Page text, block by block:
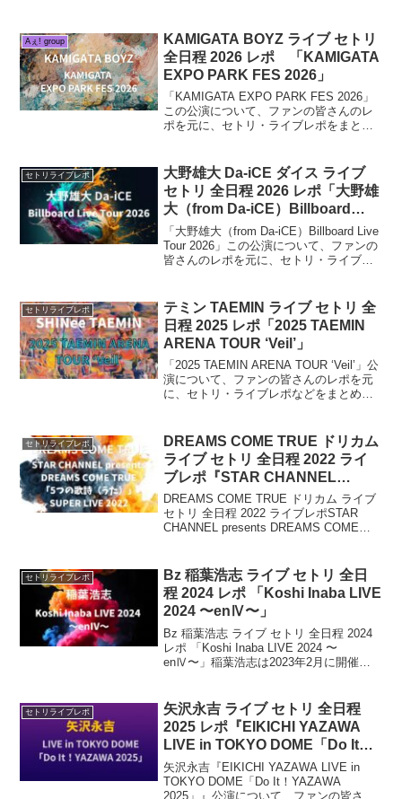
Aぇ! group
KAMIGATA BOYZ ライブ セトリ
全日程 2026 レポ 「KAMIGATA
EXPO PARK FES 2026」
「KAMIGATA EXPO PARK FES 2026」
この公演について、ファンの皆さんのレ
ポを元に、セトリ・ライブレポをまとめ
催。KAMIGATA BOYZにより、約6年ぶ
りに万博記念公園で開催。
セトリライブレポ
大野雄大 Da-iCE ダイス ライブ
セトリ 全日程 2026 レポ「大野雄
大（from Da-iCE）Billboard
Live Tour 2026」
「大野雄大（from Da-iCE）Billboard Live
Tour 2026」この公演について、ファンの
皆さんのレポを元に、セトリ・ライブレ
は横浜・大阪・東京の3都市で1日2回公演
を予定。
セトリライブレポ
テミン TAEMIN ライブ セトリ 全
日程 2025 レポ「2025 TAEMIN
ARENA TOUR ‘Veil’」
「2025 TAEMIN ARENA TOUR ‘Veil’」公
演について、ファンの皆さんのレポを元
に、セトリ・ライブレポなどをまとめて
バンドによる演奏などが注目です。
セトリライブレポ
DREAMS COME TRUE ドリカム
ライブ セトリ 全日程 2022 ライ
ブレポ『STAR CHANNEL
presents DREAMS COME
TRUE「5つの歌詩（うた）」
SUPER LIVE 2022』
DREAMS COME TRUE ドリカム ライブ
セトリ 全日程 2022 ライブレポSTAR
CHANNEL presents DREAMS COME
セトリライブレポ
Bz 稲葉浩志 ライブ セトリ 全日
程 2024 レポ 「Koshi Inaba LIVE
2024 〜enⅣ〜」
Bz 稲葉浩志 ライブ セトリ 全日程 2024
レポ 「Koshi Inaba LIVE 2024 〜
enⅣ〜」稲葉浩志は2023年2月に開催さ
浩志「Ko...
セトリライブレポ
矢沢永吉 ライブ セトリ 全日程
2025 レポ『EIKICHI YAZAWA
LIVE in TOKYO DOME「Do It！
YAZAWA 2025」』
矢沢永吉『EIKICHI YAZAWA LIVE in
TOKYO DOME「Do It！YAZAWA
2025」』公演について、ファンの皆さん